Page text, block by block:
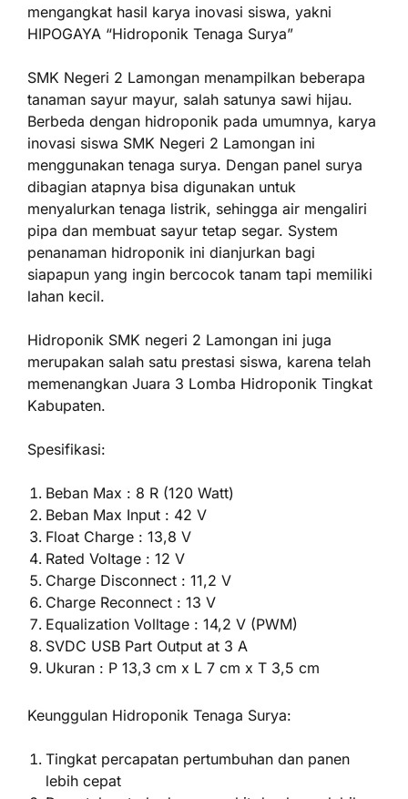
mengangkat hasil karya inovasi siswa, yakni
HIPOGAYA “Hidroponik Tenaga Surya”
SMK Negeri 2 Lamongan menampilkan beberapa
tanaman sayur mayur, salah satunya sawi hijau.
Berbeda dengan hidroponik pada umumnya, karya
inovasi siswa SMK Negeri 2 Lamongan ini
menggunakan tenaga surya. Dengan panel surya
dibagian atapnya bisa digunakan untuk
menyalurkan tenaga listrik, sehingga air mengaliri
pipa dan membuat sayur tetap segar. System
penanaman hidroponik ini dianjurkan bagi
siapapun yang ingin bercocok tanam tapi memiliki
lahan kecil.
Hidroponik SMK negeri 2 Lamongan ini juga
merupakan salah satu prestasi siswa, karena telah
memenangkan Juara 3 Lomba Hidroponik Tingkat
Kabupaten.
Spesifikasi:
Beban Max : 8 R (120 Watt)
Beban Max Input : 42 V
Float Charge : 13,8 V
Rated Voltage : 12 V
Charge Disconnect : 11,2 V
Charge Reconnect : 13 V
Equalization Volltage : 14,2 V (PWM)
SVDC USB Part Output at 3 A
Ukuran : P 13,3 cm x L 7 cm x T 3,5 cm
Keunggulan Hidroponik Tenaga Surya:
Tingkat percapatan pertumbuhan dan panen
lebih cepat